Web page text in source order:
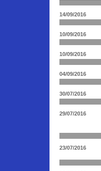
14/09/2016
10/09/2016
10/09/2016
04/09/2016
30/07/2016
29/07/2016
23/07/2016